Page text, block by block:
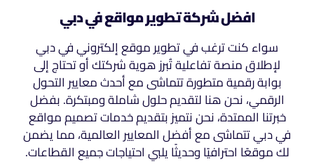
افضل شركة تطوير مواقع في دبي
سواء كنت ترغب في تطوير موقع إلكتروني في دبي
لإطلاق منصة تفاعلية تُبرز هوية شركتك أو تحتاج إلى
بوابة رقمية متطورة تتماشى مع أحدث معايير التحول
الرقمي، نحن هنا لتقديم حلول شاملة ومبتكرة. بفضل
خبرتنا الممتدة، نحن نتميز بتقديم خدمات تصميم مواقع
في دبي تتماشى مع أفضل المعايير العالمية، مما يضمن
لك موقعًا احترافيًا وحديثًا يلبي احتياجات جميع القطاعات.